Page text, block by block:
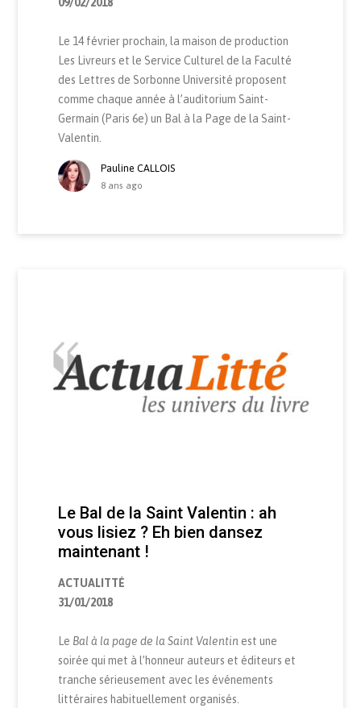
Le 14 février prochain, la maison de production
Les Livreurs et le Service Culturel de la Faculté
des Lettres de Sorbonne Université proposent
comme chaque année à l’auditorium Saint-
Germain (Paris 6e) un Bal à la Page de la Saint-
Valentin.
Pauline CALLOIS
8 ans ago
Le Bal de la Saint Valentin : ah
vous lisiez ? Eh bien dansez
maintenant !
ACTUALITTÉ
31/01/2018
Le Bal à la page de la Saint Valentin est une
soirée qui met à l’honneur auteurs et éditeurs et
tranche sérieusement avec les événements
littéraires habituellement organisés.